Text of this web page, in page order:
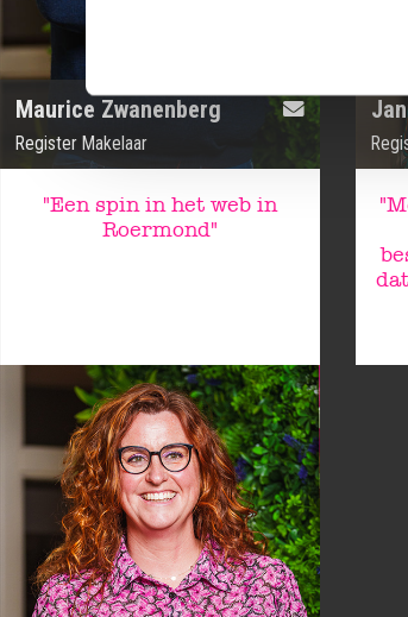
Maurice Zwanenberg
Register Makelaar
"Een spin in het web in
Roermond"